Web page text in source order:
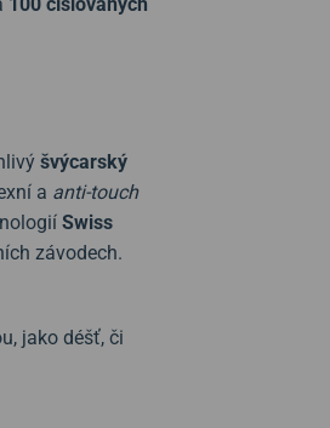
švýcarský
a anti-touch
Swiss
závodech.
jako déšť, či